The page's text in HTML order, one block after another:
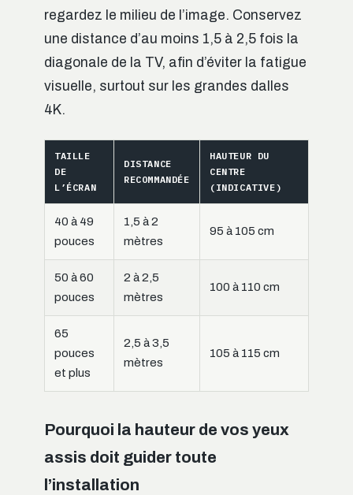
regardez le milieu de l’image. Conservez
une distance d’au moins 1,5 à 2,5 fois la
diagonale de la TV, afin d’éviter la fatigue
visuelle, surtout sur les grandes dalles
4K.
TAILLE
DE
L’ÉCRAN
DISTANCE
RECOMMANDÉE
HAUTEUR DU
CENTRE
(INDICATIVE)
40 à 49
pouces
1,5 à 2
mètres
95 à 105 cm
50 à 60
pouces
2 à 2,5
mètres
100 à 110 cm
65
pouces
et plus
2,5 à 3,5
mètres
105 à 115 cm
Pourquoi la hauteur de vos yeux
assis doit guider toute
l’installation